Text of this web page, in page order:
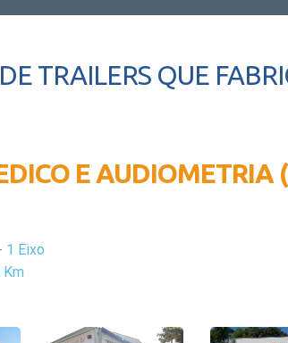
TRAILERS QUE
E AUDIOMETRIA
1 Eixo
Km